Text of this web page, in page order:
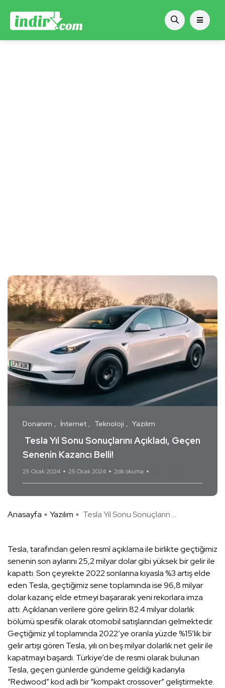
Donanım İnternet Teknoloji Yazılım
Tesla Yıl Sonu Sonuçlarını Açıkladı, Geçen
Senenin Kazancı Belli!
25 Ocak 2024 25 Ocak 2024 2dk okuma
Anasayfa Yazılım Tesla Yıl Sonu Sonuçların ...
Tesla, tarafından gelen resmî açıklama ile birlikte geçtiğimiz
senenin son aylarını 25,2 milyar dolar gibi yüksek bir gelir ile
kapattı. Son çeyrekte 2022 sonlarına kıyasla %3 artış elde
eden Tesla, geçtiğimiz sene toplamında ise 96,8 milyar
dolar kazanç elde etmeyi başararak yeni rekorlara imza
attı. Açıklanan verilere göre gelirin 82.4 milyar dolarlık
bölümü spesifik olarak otomobil satışlarından gelmektedir.
Geçtiğimiz yıl toplamında 2022’ye oranla yüzde %15’lik bir
gelir artışı gören Tesla, yılı on beş milyar dolarlık net gelir ile
kapatmayı başardı. Türkiye’de de resmi olarak bulunan
Tesla, geçen günlerde gündeme geldiği kadarıyla
“Redwood” kod adlı bir “kompakt crossover” geliştirmekte.